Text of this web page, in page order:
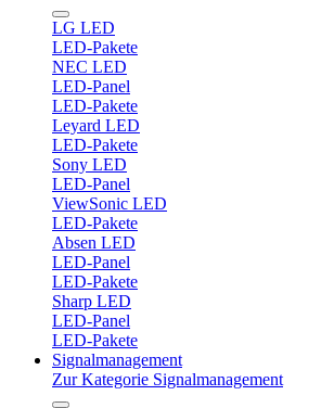
LG LED
LED-Pakete
NEC LED
LED-Panel
LED-Pakete
Leyard LED
LED-Pakete
Sony LED
LED-Panel
ViewSonic LED
LED-Pakete
Absen LED
LED-Panel
LED-Pakete
Sharp LED
LED-Panel
LED-Pakete
Signalmanagement
Zur Kategorie Signalmanagement